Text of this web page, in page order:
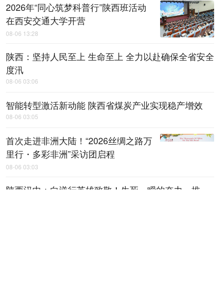
2026年“同心筑梦科普行”陕西班活动
在西安交通大学开营
08-06 13:28
陕西：坚持人民至上 生命至上 全力以赴确保全省安全
度汛
08-06 03:06
智能转型激活新动能 陕西省煤炭产业实现稳产增效
08-06 03:05
首次走进非洲大陆！“2026丝绸之路万
里行・多彩非洲”采访团启程
08-06 03:03
陕西汉中：向逆行英雄致敬！生死一瞬的奋力一推